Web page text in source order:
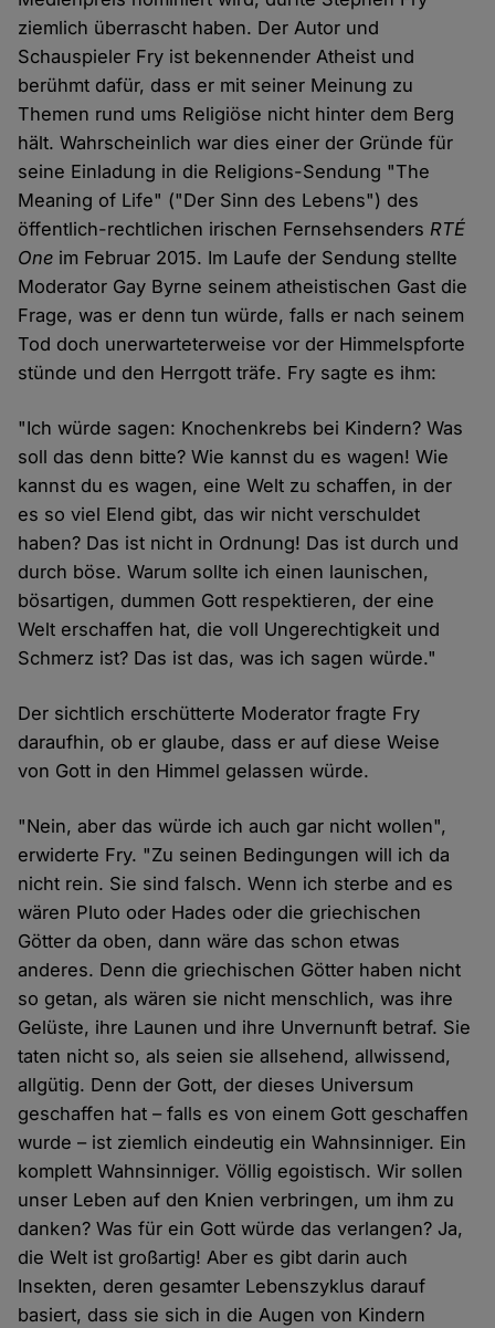
ziemlich überrascht haben. Der Autor und
Schauspieler Fry ist bekennender Atheist und
berühmt dafür, dass er mit seiner Meinung zu
Themen rund ums Religiöse nicht hinter dem Berg
hält. Wahrscheinlich war dies einer der Gründe für
seine Einladung in die Religions-Sendung "The
Meaning of Life" ("Der Sinn des Lebens") des
öffentlich-rechtlichen irischen FernsehsendersRTÉ
One im Februar 2015. Im Laufe der Sendung stellte
Moderator Gay Byrne seinem atheistischen Gast die
Frage, was er denn tun würde, falls er nach seinem
Tod doch unerwarteterweise vor der Himmelspforte
stünde und den Herrgott träfe. Fry sagte es ihm:
"Ich würde sagen: Knochenkrebs bei Kindern? Was
soll das denn bitte? Wie kannst du es wagen! Wie
kannst du es wagen, eine Welt zu schaffen, in der
es so viel Elend gibt, das wir nicht verschuldet
haben? Das ist nicht in Ordnung! Das ist durch und
durch böse. Warum sollte ich einen launischen,
bösartigen, dummen Gott respektieren, der eine
Welt erschaffen hat, die voll Ungerechtigkeit und
Schmerz ist? Das ist das, was ich sagen würde."
Der sichtlich erschütterte Moderator fragte Fry
daraufhin, ob er glaube, dass er auf diese Weise
von Gott in den Himmel gelassen würde.
"Nein, aber das würde ich auch gar nicht wollen",
erwiderte Fry. "Zu seinen Bedingungen will ich da
nicht rein. Sie sind falsch. Wenn ich sterbe and es
wären Pluto oder Hades oder die griechischen
Götter da oben, dann wäre das schon etwas
anderes. Denn die griechischen Götter haben nicht
so getan, als wären sie nicht menschlich, was ihre
Gelüste, ihre Launen und ihre Unvernunft betraf. Sie
taten nicht so, als seien sie allsehend, allwissend,
allgütig. Denn der Gott, der dieses Universum
geschaffen hat – falls es von einem Gott geschaffen
wurde – ist ziemlich eindeutig ein Wahnsinniger. Ein
komplett Wahnsinniger. Völlig egoistisch. Wir sollen
unser Leben auf den Knien verbringen, um ihm zu
danken? Was für ein Gott würde das verlangen? Ja,
die Welt ist großartig! Aber es gibt darin auch
Insekten, deren gesamter Lebenszyklus darauf
basiert, dass sie sich in die Augen von Kindern